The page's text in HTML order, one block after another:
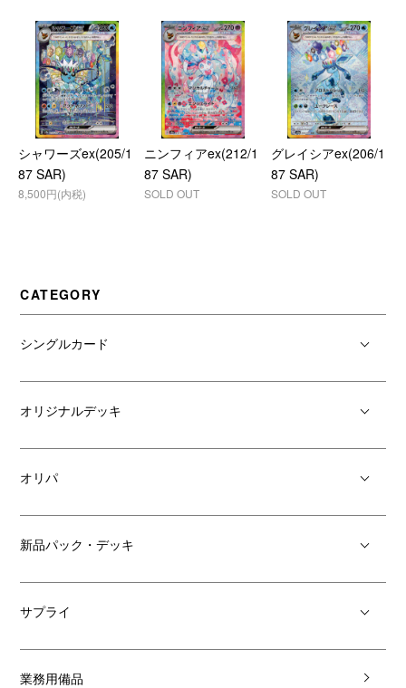
シャワーズex(205/1
87 SAR)
8,500円(内税)
ニンフィアex(212/1
87 SAR)
SOLD OUT
グレイシアex(206/1
87 SAR)
SOLD OUT
CATEGORY
シングルカード
オリジナルデッキ
オリパ
新品パック・デッキ
サプライ
業務用備品